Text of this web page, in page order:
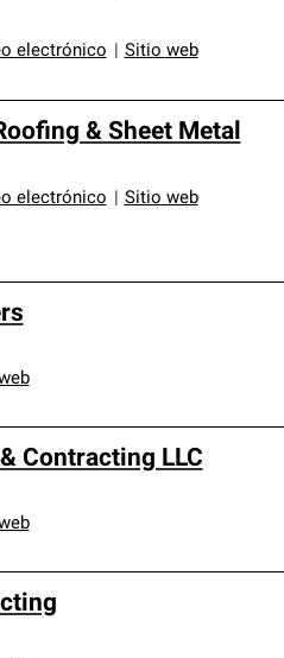
electrónico Sitio web
& Sheet Metal
electrónico Sitio web
Contracting LLC